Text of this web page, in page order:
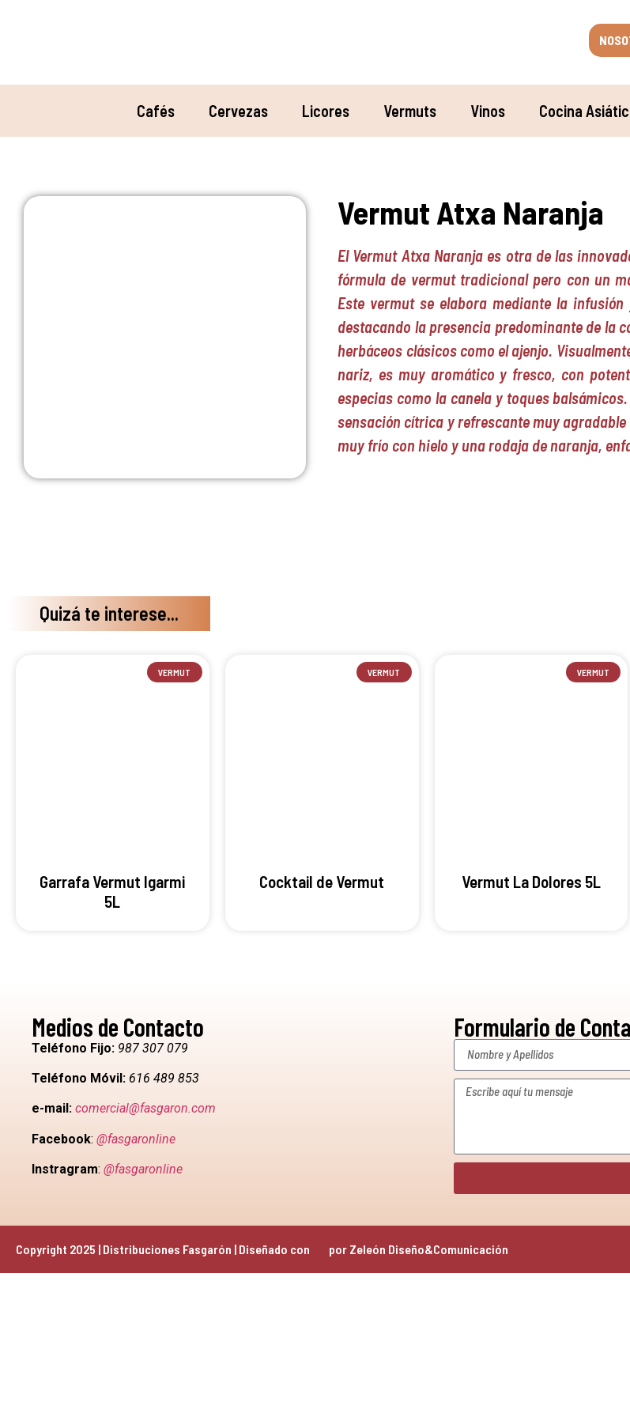
Cafés Cervezas Licores Vermuts Vinos Cocina
Vermut Atxa Naranja
El Vermut Atxa Naranja es otra de las
fórmula de vermut tradicional pero con un
Este vermut se elabora mediante la
destacando la presencia predominante de la
herbáceos clásicos como el ajenjo.
nariz, es muy aromático y fresco, con
especias como la canela y toques
sensación cítrica y refrescante muy
muy frío con hielo y una rodaja de naranja,
Quizá te interese...
VERMUT
Garrafa Vermut Igarmi
5L
VERMUT
Cocktail de Vermut
VERMUT
Vermut La Dolores 5L
Medios de Contacto
Teléfono Fijo: 987 307 079
Teléfono Móvil: 616 489 853
e-mail: comercial@fasgaron.com
Facebook: @fasgaronline
Instragram: @fasgaronline
Formulario de
Copyright 2025 | Distribuciones Fasgarón | Diseñado con por Zeleón Diseño&Comunicación